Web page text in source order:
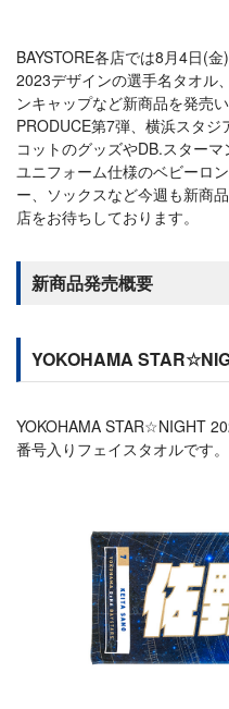
BAYSTORE各店では8月4日(
2023デザインの選手名タオル
ンキャップなど新商品を発売
PRODUCE第7弾、横浜スタ
コットのグッズやDB.スター
ユニフォーム仕様のベビーロ
ー、ソックスなど今週も新商
店をお待ちしております。
新商品発売概要
YOKOHAMA
YOKOHAMA STAR☆NIGHT
番号入りフェイスタオルです。